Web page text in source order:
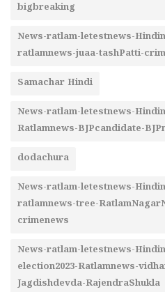
bigbreaking
News-ratlam-letestnews-
ratlamnews-juaa-tashPatti-
Samachar Hindi
News-ratlam-letestnews-
Ratlamnews-BJPcandidate-
dodachura
News-ratlam-letestnews-
ratlamnews-tree-
crimenews
News-ratlam-letestnews-
election2023-Ratlamnews-
Jagdishdevda-RajendraShukla